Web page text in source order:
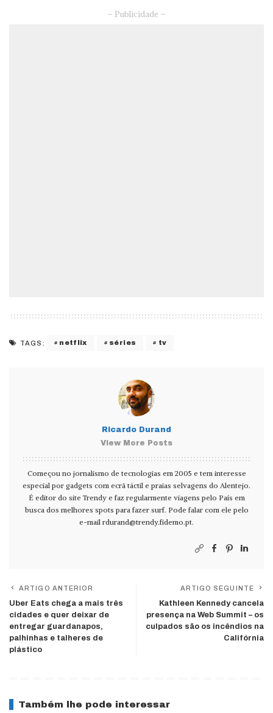
– Publicidade –
TAGS: netflix séries tv
Ricardo Durand
View More Posts
Começou no jornalismo de tecnologias em 2005 e tem interesse
especial por gadgets com ecrã táctil e praias selvagens do Alentejo.
É editor do site Trendy e faz regularmente viagens pelo País em
busca dos melhores spots para fazer surf. Pode falar com ele pelo
e-mail rdurand@trendy.fidemo.pt.
ARTIGO ANTERIOR
Uber Eats chega a mais três
cidades e quer deixar de
entregar guardanapos,
palhinhas e talheres de
plástico
ARTIGO SEGUINTE
Kathleen Kennedy cancela
presença na Web Summit – os
culpados são os incêndios na
Califórnia
Também lhe pode interessar